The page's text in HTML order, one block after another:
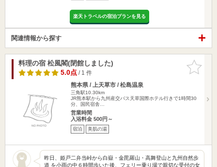
楽天トラベルの宿泊プランを見る
関連情報から探す
お気に入
りに追加
料理の宿 松風閣(閉館しました)
5.0点/ 1 件
熊本県 / 上天草市 / 松島温泉
三角駅10.30km
JR熊本駅から九州産交バス天草国際ホテル行きで1時間30
分、国民宿舎…
営業時間
入浴料金 500円～
宿泊 美肌の湯
昨日、姫戸二弁当峠から白嶽・金毘羅山・高舞登山と九州自然歩
道 を小雨の中６時間歩いた後、フェリー乗り場で親切な受付の女